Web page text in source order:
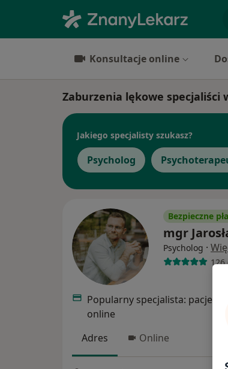
Konsultacje online
Zaburzenia lękowe specjaliści
Jakiego specjalisty szukasz?
Psycholog
Bezpieczne
mgr
Psycholog ·
Popularny specjalista: pacjenci
online
Adres
Online